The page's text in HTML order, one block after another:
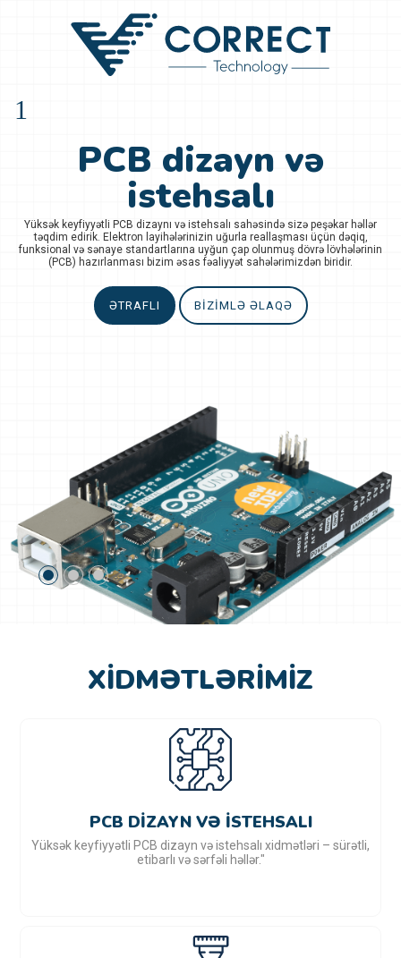
PCB dizayn və
istehsalı
Yüksək keyfiyyətli PCB dizaynı və istehsalı sahəsində sizə peşəkar həllər
təqdim edirik. Elektron layihələrinizin uğurla reallaşması üçün dəqiq,
funksional və sənaye standartlarına uyğun çap olunmuş dövrə lövhələrinin
(PCB) hazırlanması bizim əsas fəaliyyət sahələrimizdən biridir.
ƏTRAFLI BIZIMLƏ ƏLAQƏ
Sayt Hazırlanması
Biznesinizin inkişafı və internet dünyasında biznesinizin kimliyinin
güclənməsi üçün müasir dizaynlı və sürətliveb saytların hazırlanması
ƏTRAFLI BIZIMLƏ ƏLAQƏ
Mobil Tətbiqlərin
Hazırlanması
Mağazanızın internetdə vitrinini yaratmaq istərdinizi və ya insanların
asanlıqla yazdığınız maraqlı məlumatlardan xəbərdar olmaqlarını isdərdiz.
Elə isə öz mobil tətbiqinizi hazırladın.
BIZIMLƏ ƏLAQƏ
XIDMƏTLƏRIMIZ
PCB DIZAYN VƏ ISTEHSALI
Yüksək keyfiyyətli PCB dizayn və istehsalı xidmətləri – sürətli,
etibarlı və sərfəli həllər."